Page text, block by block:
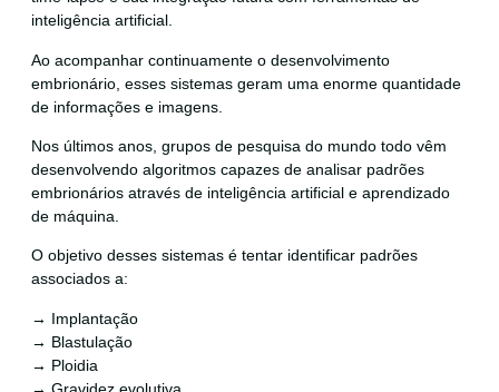
inteligência artificial.
Ao acompanhar continuamente o desenvolvimento
embrionário, esses sistemas geram uma enorme quantidade
de informações e imagens.
Nos últimos anos, grupos de pesquisa do mundo todo vêm
desenvolvendo algoritmos capazes de analisar padrões
embrionários através de inteligência artificial e aprendizado
de máquina.
O objetivo desses sistemas é tentar identificar padrões
associados a:
→ Implantação
→ Blastulação
→ Ploidia
→ Gravidez evolutiva